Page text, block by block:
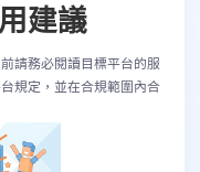
建議
請務必閱讀目標平台的服
規定，並在合規範圍內合